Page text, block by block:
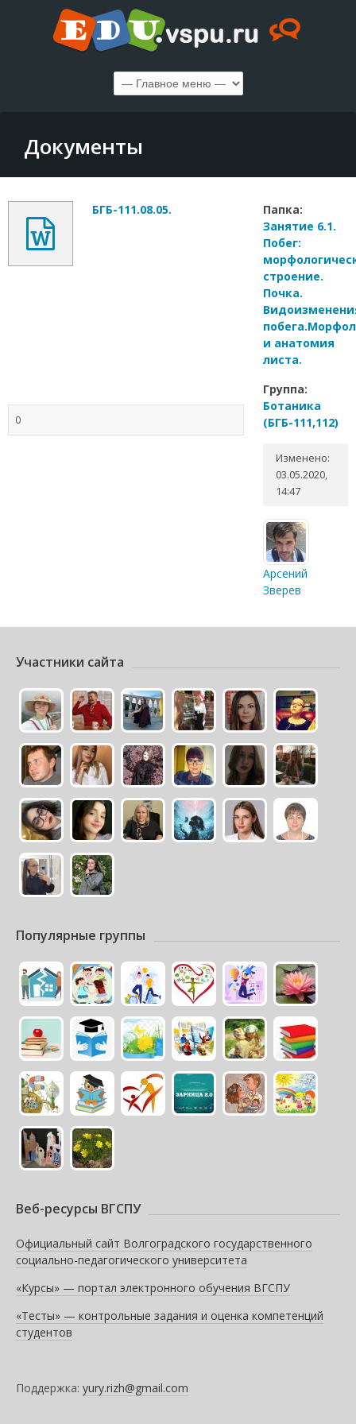
Документы
БГБ-111.08.05.
0
Папка:
Занятие 6.1.
Побег:
строение.
Почка.
и анатомия
листа.
Группа:
Ботаника
(БГБ-111,112)
Изменено:
03.05.2020,
14:47
Арсений
Зверев
Участники сайта
Популярные группы
Веб-ресурсы ВГСПУ
Официальный сайт Волгоградского государственного
социально-педагогического университета
«Курсы» — портал электронного обучения ВГСПУ
«Тесты» — контрольные задания и оценка компетенций
студентов
Поддержка: yury.rizh@gmail.com